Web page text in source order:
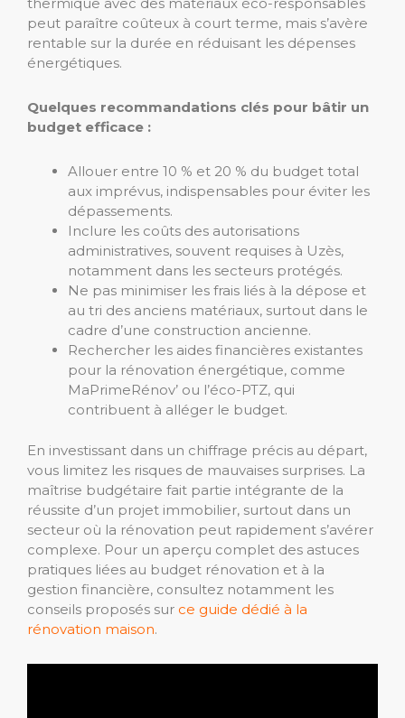
peut paraître coûteux à court terme, mais s’avère
rentable sur la durée en réduisant les dépenses
énergétiques.
Quelques recommandations clés pour bâtir un
budget efficace :
Allouer entre 10 % et 20 % du budget total
aux imprévus, indispensables pour éviter les
dépassements.
Inclure les coûts des autorisations
administratives, souvent requises à Uzès,
notamment dans les secteurs protégés.
Ne pas minimiser les frais liés à la dépose et
au tri des anciens matériaux, surtout dans le
cadre d’une construction ancienne.
Rechercher les aides financières existantes
pour la rénovation énergétique, comme
MaPrimeRénov’ ou l’éco-PTZ, qui
contribuent à alléger le budget.
En investissant dans un chiffrage précis au départ,
vous limitez les risques de mauvaises surprises. La
maîtrise budgétaire fait partie intégrante de la
réussite d’un projet immobilier, surtout dans un
secteur où la rénovation peut rapidement s’avérer
complexe. Pour un aperçu complet des astuces
pratiques liées au budget rénovation et à la
gestion financière, consultez notamment les
conseils proposés sur ce guide dédié à la
rénovation maison.